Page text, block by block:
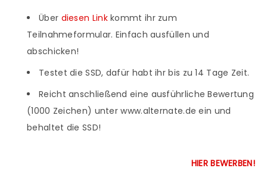
Über diesen Linkkommt ihr zum
Teilnahmeformular. Einfach ausfüllen und
abschicken!
Testet die SSD, dafür habt ihr bis zu 14 Tage Zeit.
Reicht anschließend eine ausführliche Bewertung
(1000 Zeichen) unter www.alternate.de ein und
behaltet die SSD!
HIER BEWERBEN!